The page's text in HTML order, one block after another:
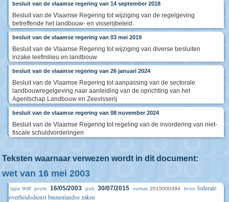
besluit van de vlaamse regering van 14 september 2018
Besluit van de Vlaamse Regering tot wijziging van de regelgeving
betreffende het landbouw- en visserijbeleid
besluit van de vlaamse regering van 03 mei 2019
Besluit van de Vlaamse Regering tot wijziging van diverse besluiten
inzake leefmilieu en landbouw
besluit van de vlaamse regering van 26 januari 2024
Besluit van de Vlaamse Regering tot aanpassing van de sectorale
landbouwregelgeving naar aanleiding van de oprichting van het
Agentschap Landbouw en Zeevisserij
besluit van de vlaamse regering van 08 november 2024
Besluit van de Vlaamse Regering tot regeling van de invordering van niet-
fiscale schuldvorderingen
Teksten waarnaar verwezen wordt in dit document:
wet van 16 mei 2003
type wet prom. 16/05/2003 pub. 30/07/2015 numac 2015000394 bron federale
overheidsdienst binnenlandse zaken